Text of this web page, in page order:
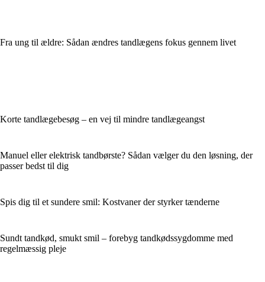
Fra ung til ældre: Sådan ændres tandlægens fokus gennem livet
Korte tandlægebesøg – en vej til mindre tandlægeangst
Manuel eller elektrisk tandbørste? Sådan vælger du den løsning, der
passer bedst til dig
Spis dig til et sundere smil: Kostvaner der styrker tænderne
Sundt tandkød, smukt smil – forebyg tandkødssygdomme med
regelmæssig pleje